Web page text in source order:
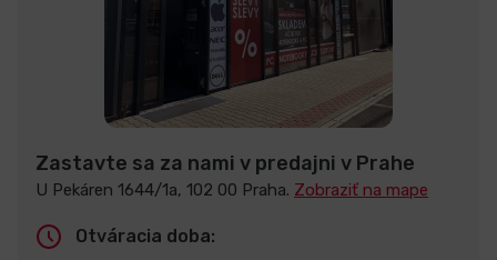
Zastavte sa za nami v predajni v Prahe
U Pekáren 1644/1a, 102 00 Praha. Zobraziť na mape
Otváracia doba: